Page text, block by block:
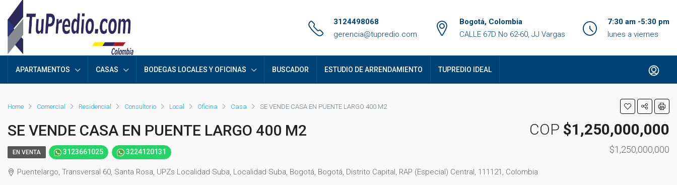
3124498068
gerencia@tupredio.com
Bogotá, Colombia
CALLE 67D No 62-60, JJ Vargas
7:30 am -5:30 pm
lunes a viernes
APARTAMENTOS CASAS BODEGAS LOCALES Y OFICINAS BUSCADOR ESTUDIO DE ARRENDAMIENTO TUPREDIO IDEAL
Home Comercial Residencial Consultorio Local Oficina Casa SE VENDE CASA EN PUENTE LARGO 400 M2
SE VENDE CASA EN PUENTE LARGO 400 M2 COP $1,250,000,000
$1,250,000,000
EN VENTA 3123661025 3224120131
Puentelargo, Transversal 60, Santa Rosa, UPZs Localidad Suba, Localidad Suba, Bogotá, Bogotá, Distrito Capital, RAP (Especial) Central, 111121, Colombia